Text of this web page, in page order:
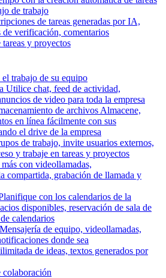
de trabajo
de tareas generadas por IA,
de verificación, comentarios
y proyectos
trabajo de su equipo
Utilice chat, feed de actividad,
de video para toda la empresa
de archivos Almacene,
en línea fácilmente con sus
el drive de la empresa
de trabajo, invite usuarios externos,
y trabaje en tareas y proyectos
con videollamadas,
compartida, grabación de llamada y
con los calendarios de la
disponibles, reservación de sala de
calendarios
Mensajería de equipo, videollamadas,
donde sea
de ideas, textos generados por
colaboración